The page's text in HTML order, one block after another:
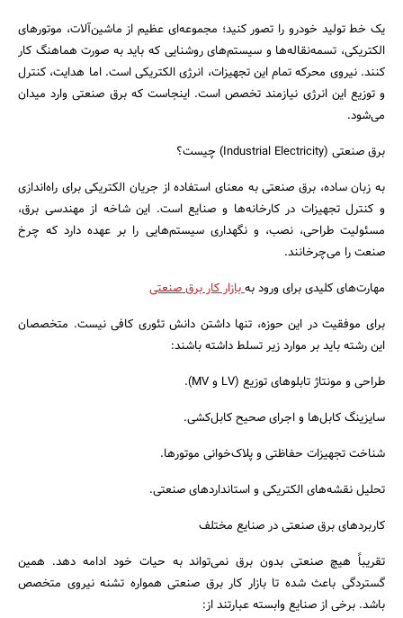
بانک، بیمه و سرمایه
مسکن و ساختمان
یک خط تولید خودرو را تصور کنید؛ مجموعه‌ای عظیم از ماشین‌آلات، موتورهای
الکتریکی، تسمه‌نقاله‌ها و سیستم‌های روشنایی که باید به صورت هماهنگ کار
کنند. نیروی محرکه تمام این تجهیزات، انرژی الکتریکی است. اما هدایت، کنترل
و توزیع این انرژی نیازمند تخصص است. اینجاست که برق صنعتی وارد میدان
می‌شود.
برق صنعتی (Industrial Electricity) چیست؟
به زبان ساده، برق صنعتی به معنای استفاده از جریان الکتریکی برای راه‌اندازی
و کنترل تجهیزات در کارخانه‌ها و صنایع است. این شاخه از مهندسی برق،
مسئولیت طراحی، نصب، و نگهداری سیستم‌هایی را بر عهده دارد که چرخ
صنعت را می‌چرخانند.
مهارت‌های کلیدی برای ورود بهبازار کار برق صنعتی
برای موفقیت در این حوزه، تنها داشتن دانش تئوری کافی نیست. متخصصان
این رشته باید بر موارد زیر تسلط داشته باشند:
طراحی و مونتاژ تابلوهای توزیع (LV و MV).
سایزینگ کابل‌ها و اجرای صحیح کابل‌کشی.
شناخت تجهیزات حفاظتی و پلاک‌خوانی موتورها.
تحلیل نقشه‌های الکتریکی و استانداردهای صنعتی.
کاربردهای برق صنعتی در صنایع مختلف
تقریباً هیچ صنعتی بدون برق نمی‌تواند به حیات خود ادامه دهد. همین
گستردگی باعث شده تا بازار کار برق صنعتی همواره تشنه نیروی متخصص
باشد. برخی از صنایع وابسته عبارتند از: